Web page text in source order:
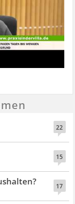
22
15
17